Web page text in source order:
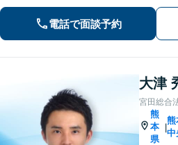
い。
電話で面談予約
大津
宮田総合
熊
本
県
|
熊
中